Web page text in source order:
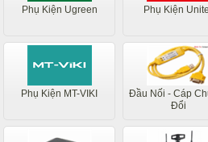
Phụ Kiện Ugreen Phụ Kiện
Phụ Kiện MT-VIKI
Đầu Nối - Cáp
Đổi